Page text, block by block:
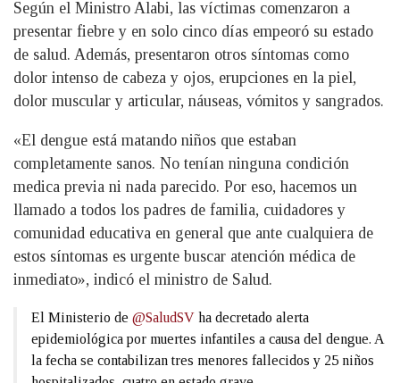
Según el Ministro Alabi, las víctimas comenzaron a
presentar fiebre y en solo cinco días empeoró su estado
de salud. Además, presentaron otros síntomas como
dolor intenso de cabeza y ojos, erupciones en la piel,
dolor muscular y articular, náuseas, vómitos y sangrados.
«El dengue está matando niños que estaban
completamente sanos. No tenían ninguna condición
medica previa ni nada parecido. Por eso, hacemos un
llamado a todos los padres de familia, cuidadores y
comunidad educativa en general que ante cualquiera de
estos síntomas es urgente buscar atención médica de
inmediato», indicó el ministro de Salud.
El Ministerio de @SaludSV ha decretado alerta
epidemiológica por muertes infantiles a causa del dengue. A
la fecha se contabilizan tres menores fallecidos y 25 niños